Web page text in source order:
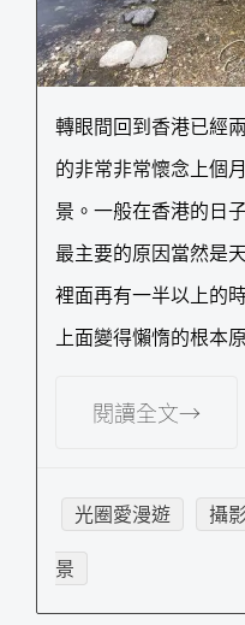
轉眼間回到香港已經
的非常非常懷念上個
景。一般在香港的日
最主要的原因當然是
裡面再有一半以上的
上面變得懶惰的根本
閱讀全文→
光圈愛漫遊 攝影
景